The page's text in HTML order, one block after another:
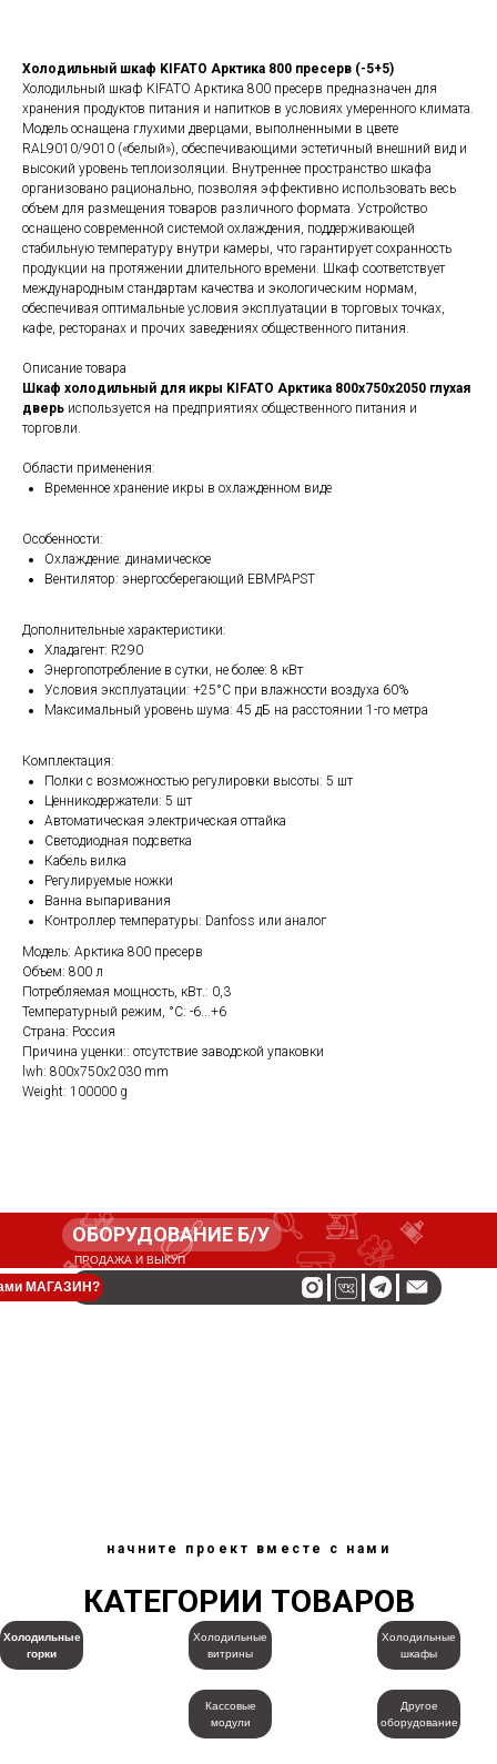
Холодильный шкаф KIFATO Арктика 800 пресерв (-5+5)
Холодильный шкаф KIFATO Арктика 800 пресерв предназначен для
хранения продуктов питания и напитков в условиях умеренного климата.
Модель оснащена глухими дверцами, выполненными в цвете
RAL9010/9010 («белый»), обеспечивающими эстетичный внешний вид и
высокий уровень теплоизоляции. Внутреннее пространство шкафа
организовано рационально, позволяя эффективно использовать весь
объем для размещения товаров различного формата. Устройство
оснащено современной системой охлаждения, поддерживающей
стабильную температуру внутри камеры, что гарантирует сохранность
продукции на протяжении длительного времени. Шкаф соответствует
международным стандартам качества и экологическим нормам,
обеспечивая оптимальные условия эксплуатации в торговых точках,
кафе, ресторанах и прочих заведениях общественного питания.
Описание товара
Шкаф холодильный для икры KIFATO Арктика 800х750х2050 глухая
дверь используется на предприятиях общественного питания и
торговли.
Области применения:
Временное хранение икры в охлажденном виде
Особенности:
Охлаждение: динамическое
Вентилятор: энергосберегающий EBMPAPST
Дополнительные характеристики:
Хладагент: R290
Энергопотребление в сутки, не более: 8 кВт
Условия эксплуатации: +25°С при влажности воздуха 60%
Максимальный уровень шума: 45 дБ на расстоянии 1-го метра
Комплектация:
Полки с возможностью регулировки высоты: 5 шт
Ценникодержатели: 5 шт
Автоматическая электрическая оттайка
Светодиодная подсветка
Кабель вилка
Регулируемые ножки
Ванна выпаривания
Контроллер температуры: Danfoss или аналог
Модель: Арктика 800 пресерв
Объем: 800 л
Потребляемая мощность, кВт.: 0,3
Температурный режим, °C: -6...+6
Страна: Россия
Причина уценки:: отсутствие заводской упаковки
lwh: 800x750x2030 mm
Weight: 100000 g
ОБОРУДОВАНИЕ Б/У
ПРОДАЖА И ВЫКУП
МАГАЗИН?
начните проект вместе с нами
КАТЕГОРИИ ТОВАРОВ
Холодильные
горки
Холодильные
витрины
Холодильные
шкафы
Кассовые
модули
Другое
оборудование